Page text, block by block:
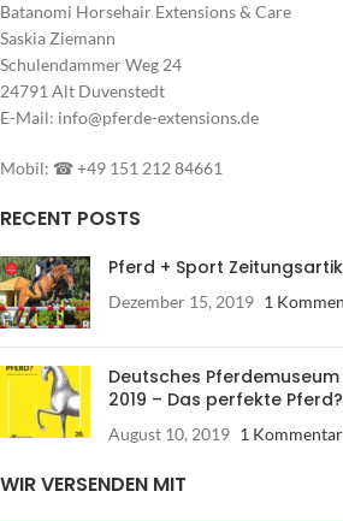
Batanomi Horsehair Extensions & Care
Saskia Ziemann
Schulendammer Weg 24
24791 Alt Duvenstedt
E-Mail: info@pferde-extensions.de
Mobil: ☎ +49 151 212 84661
RECENT POSTS
Pferd + Sport
Dezember 15, 2019 1
Deutsches
2019 – Das perfekte Pferd?
August 10, 2019 1 Kommentar
WIR VERSENDEN MIT